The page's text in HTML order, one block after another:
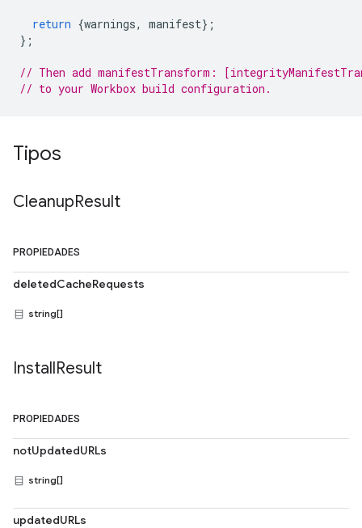
return {warnings, manifest};
};
// Then add manifestTransform:
// to your Workbox build configuration.
Tipos
CleanupResult
PROPIEDADES
deletedCacheRequests
string[]
InstallResult
PROPIEDADES
notUpdatedURLs
string[]
updatedURLs